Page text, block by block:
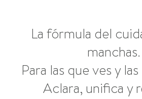
La fórmula del
manchas.
Para las que ves y
Aclara, unifica y